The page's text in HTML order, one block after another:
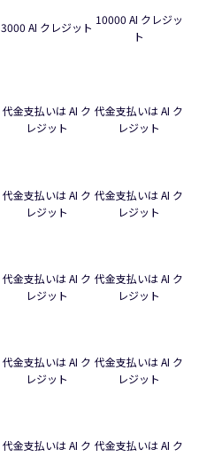
3000 AI クレジット
10000 AI クレジッ
ト
代金支払いは AI ク
レジット
代金支払いは AI ク
レジット
代金支払いは AI ク
レジット
代金支払いは AI ク
レジット
代金支払いは AI ク
レジット
代金支払いは AI ク
レジット
代金支払いは AI ク
レジット
代金支払いは AI ク
レジット
代金支払いは AI ク 代金支払いは AI ク